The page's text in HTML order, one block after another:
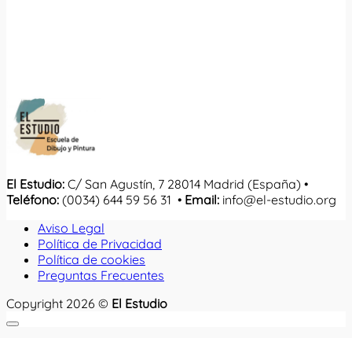
El Estudio: C/ San Agustín, 7 28014 Madrid (España) •
Teléfono: (0034) 644 59 56 31 • Email: info@el-estudio.org
Aviso Legal
Política de Privacidad
Política de cookies
Preguntas Frecuentes
Copyright 2026 © El Estudio